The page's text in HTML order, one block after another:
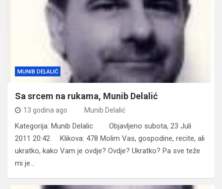
MUNIB DELALIĆ
Sa srcem na rukama, Munib Delalić
13 godina ago Munib Delalić
Kategorija: Munib Delalic Objavljeno subota, 23 Juli
2011 20:42 Klikova: 478 Molim Vas, gospodine, recite, ali
ukratko, kako Vam je ovdje? Ovdje? Ukratko? Pa sve teže
mi je…